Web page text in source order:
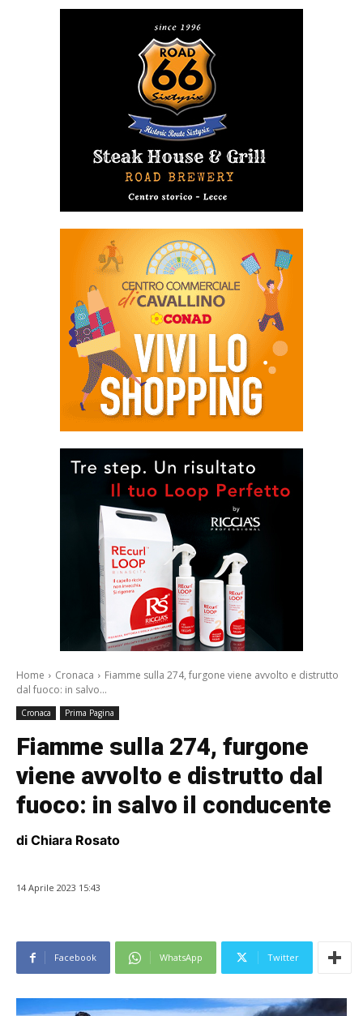
Home Cronaca
Fiamme sulla 274, furgone viene avvolto e distrutto
dal fuoco: in salvo...
Cronaca Prima Pagina
Fiamme sulla 274, furgone
viene avvolto e distrutto dal
fuoco: in salvo il conducente
di Chiara Rosato
14 Aprile 2023 15:43
Facebook WhatsApp Twitter